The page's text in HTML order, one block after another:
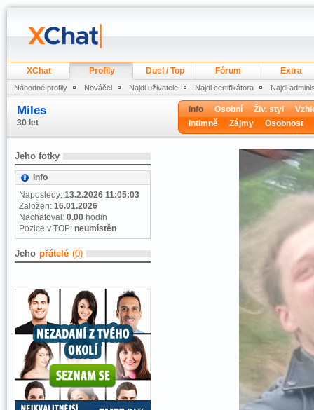
XChat Profily Duel / Top Fórum Extra
Náhodné profily Nováčci Najdi uživatele Najdi certifikátora Najdi
Miles
30 let
Info Osobní Živ. styl
Intimně
Zájmy Osobnost
Jeho fotky
Info
Naposledy: 13.2.2026 11:05:03
Založen: 16.01.2026
Nachatoval: 0.00 hodin
Pozice v TOP: neumístěn
Jeho přátelé (0)